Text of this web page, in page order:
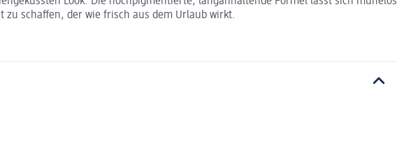
schaffen, der wie frisch aus dem Urlaub wirkt.